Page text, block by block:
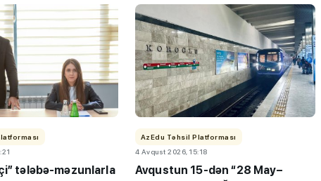
tələbə-məzunlarla
AzEdu Təhsil Platforması
4 Avqust 2026, 15:18
Avqustun 15-dən “28 May–
MİQ,
"Həftənin təhsil icmalı": Qəbul